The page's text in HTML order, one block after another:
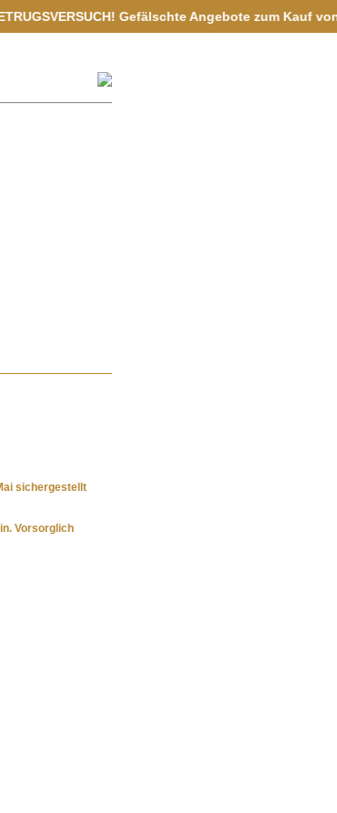
Gefälschte Angebote zum Kauf von
sichergestellt
Vorsorglich